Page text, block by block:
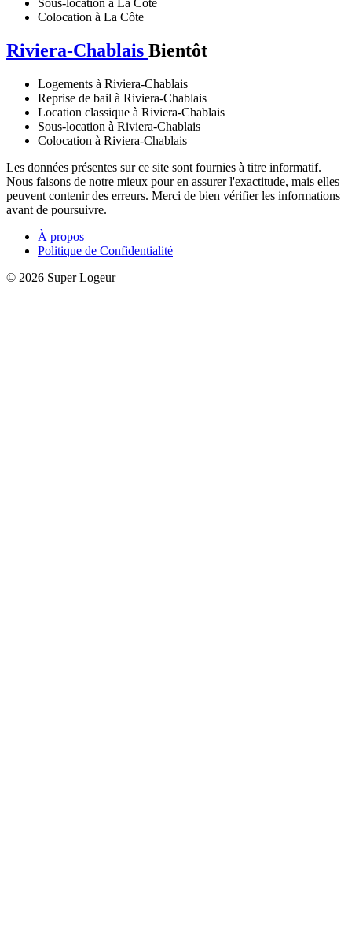
Colocation à La Côte
Riviera-Chablais Bientôt
Logements à Riviera-Chablais
Reprise de bail à Riviera-Chablais
Location classique à Riviera-Chablais
Sous-location à Riviera-Chablais
Colocation à Riviera-Chablais
Les données présentes sur ce site sont fournies à titre informatif.
Nous faisons de notre mieux pour en assurer l'exactitude, mais elles
peuvent contenir des erreurs. Merci de bien vérifier les informations
avant de poursuivre.
À propos
Politique de Confidentialité
© 2026 Super Logeur